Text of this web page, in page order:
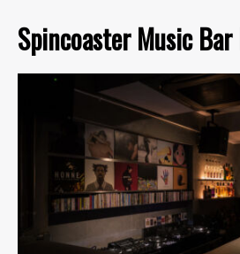
Spincoaster Music Bar